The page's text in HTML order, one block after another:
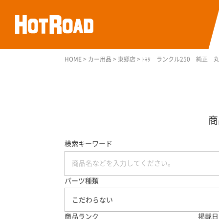
HOME > カー用品 > 東郷店 > ﾄﾖﾀ ランクル250 純正
検索キーワード
パーツ種類
こだわらない
商品ランク 掲載日